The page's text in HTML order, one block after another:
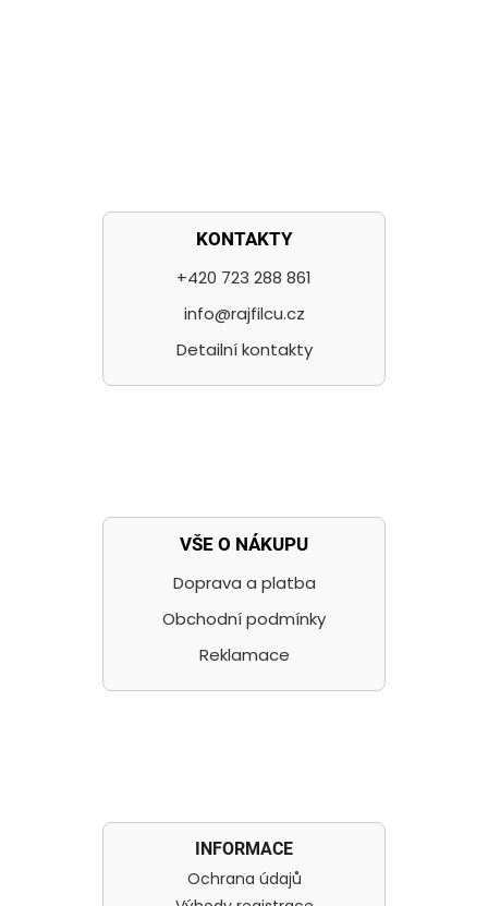
KONTAKTY
+420 723 288 861
info@rajfilcu.cz
Detailní kontakty
VŠE O NÁKUPU
Doprava a platba
Obchodní podmínky
Reklamace
INFORMACE
Ochrana údajů